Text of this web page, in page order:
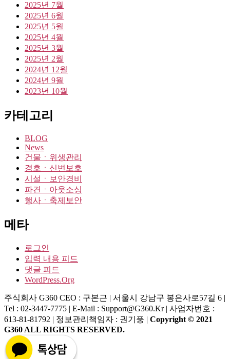
2025년 7월
2025년 6월
2025년 5월
2025년 4월
2025년 3월
2025년 2월
2024년 12월
2024년 9월
2023년 10월
카테고리
BLOG
News
건물ㆍ위생관리
경호ㆍ신변보호
시설ㆍ보안경비
파견ㆍ아웃소싱
행사ㆍ축제보안
메타
로그인
입력 내용 피드
댓글 피드
WordPress.org
주식회사 G360 CEO : 구본근 | 서울시 강남구 봉은사로57길 6 |
Tel : 02-3447-7775 | E-Mail : Support@g360.kr | 사업자번호 :
613-81-81792 | 정보관리책임자 : 권기풍 | Copyright © 2021
G360 ALL RIGHTS RESERVED.